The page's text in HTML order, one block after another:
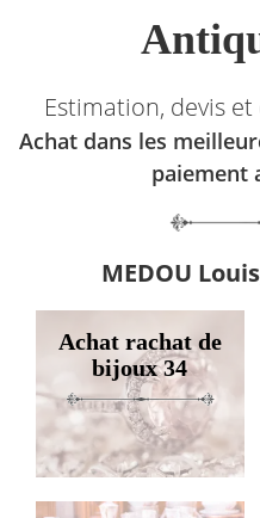
Estimation, devis
Achat dans les
paiement
MEDOU
Achat rachat de
bijoux 34